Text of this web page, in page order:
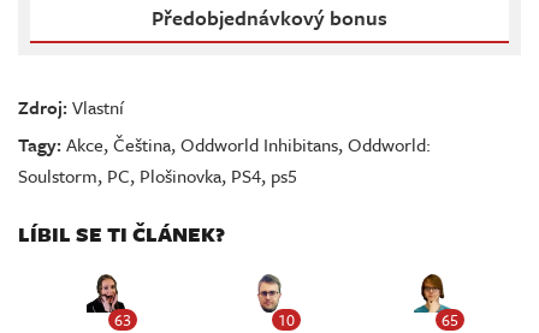
Předobjednávkový bonus
Zdroj:Vlastní
Tagy:Akce,Čeština,Oddworld Inhibitans,Oddworld:
Soulstorm, PC, Plošinovka, PS4, ps5
LÍBIL SE TI ČLÁNEK?
63 10 65